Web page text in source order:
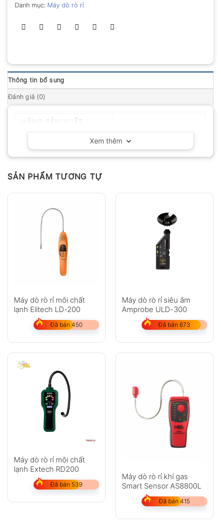
Danh mục: Máy dò rò rỉ
Thông tin bổ sung
Đánh giá (0)
Xem thêm
SẢN PHẨM TƯƠNG TỰ
Máy dò rò rỉ môi chất
lạnh Elitech LD-200
Đã bán 450
Máy dò rò rỉ siêu âm
Amprobe ULD-300
Đã bán 673
Máy dò rò rỉ môi chất
lạnh Extech RD200
Đã bán 539
Máy dò rò rỉ khí gas
Smart Sensor AS8800L
Đã bán 415